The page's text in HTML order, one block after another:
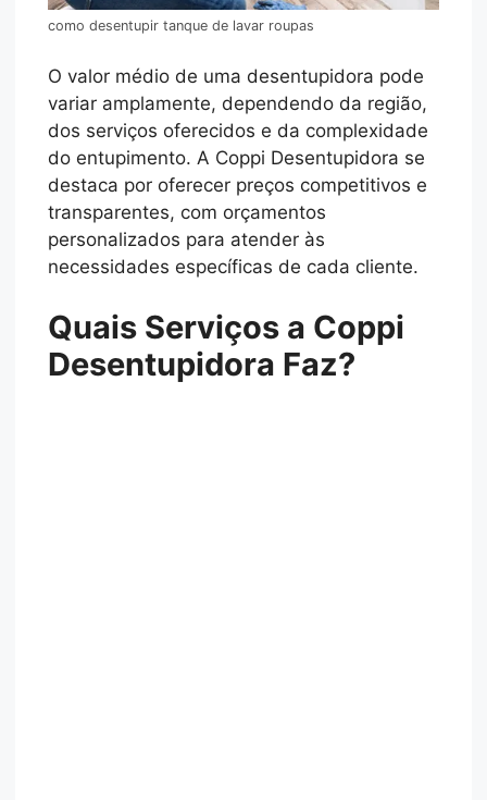
como desentupir tanque de lavar roupas
O valor médio de uma desentupidora pode
variar amplamente, dependendo da região,
dos serviços oferecidos e da complexidade
do entupimento. A Coppi Desentupidora se
destaca por oferecer preços competitivos e
transparentes, com orçamentos
personalizados para atender às
necessidades específicas de cada cliente.
Quais Serviços a Coppi
Desentupidora Faz?